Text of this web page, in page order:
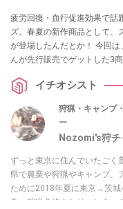
疲労回復・血行促進効果で話
ズ。春夏の新作商品として、
が登場したんだとか！ 今回
んが先行販売でゲットした3
イチオシスト
狩猟・キャンプ
ー
Nozomi's狩チ
ずっと東京に住んでいたごく
県で農業や狩猟やキャンプ
ために2018年夏に東京→茨城
為、狩猟免許をとりハンター